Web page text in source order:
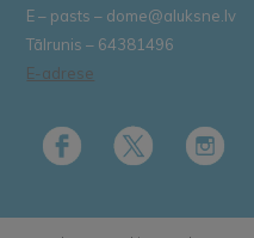
E – pasts – dome@aluksne.lv
Tālrunis – 64381496
E-adrese